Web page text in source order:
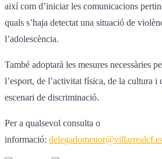
així com d’iniciar les comunicacions
quals s’haja detectat una situació de
l’adolescència.
També adoptarà les mesures necessàries
l’esport, de l’activitat física, de la cultura i
escenari de discriminació.
Per a qualsevol consulta o
informació: